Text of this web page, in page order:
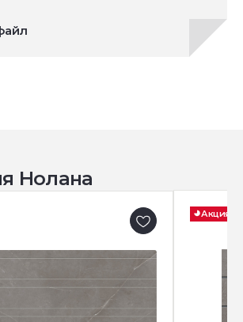
Нолана
Акция